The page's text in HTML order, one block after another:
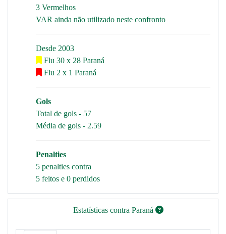
3 Vermelhos
VAR ainda não utilizado neste confronto
Desde 2003
Flu 30 x 28 Paraná
Flu 2 x 1 Paraná
Gols
Total de gols - 57
Média de gols - 2.59
Penalties
5 penalties contra
5 feitos e 0 perdidos
Estatísticas contra Paraná